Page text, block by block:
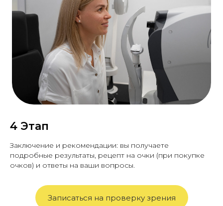
4 Этап
Заключение и рекомендации: вы получаете
подробные результаты, рецепт на очки (при покупке
очков) и ответы на ваши вопросы.
Записаться на проверку зрения